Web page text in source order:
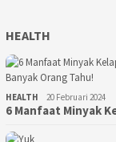
HEALTH
HEALTH 20 Februari 2024
6 Manfaat Minyak